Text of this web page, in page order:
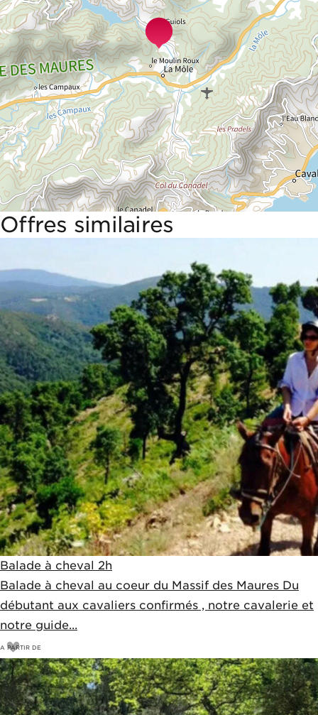
Offres similaires
Balade à cheval 2h
Balade à cheval au coeur du Massif des Maures Du
débutant aux cavaliers confirmés , notre cavalerie et
notre guide...
A PARTIR DE
50€
55€